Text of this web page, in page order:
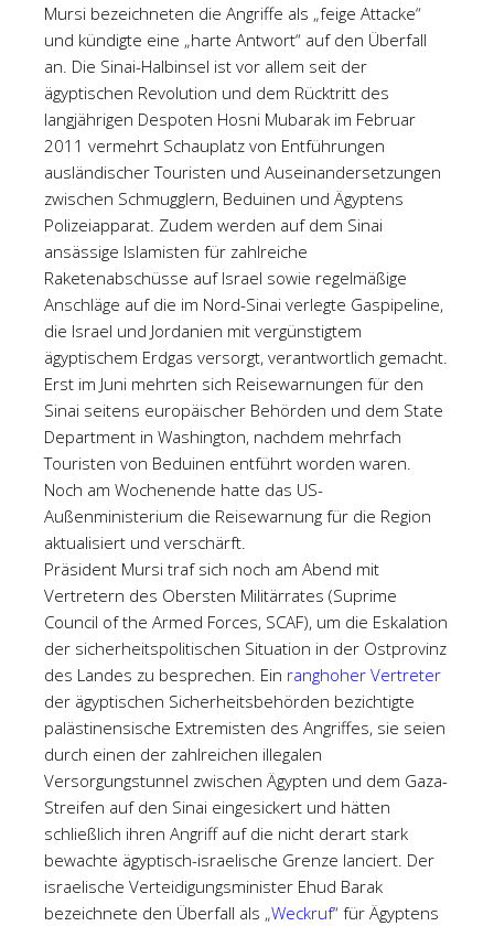
Mursi bezeichneten die Angriffe als „feige Attacke“
und kündigte eine „harte Antwort“ auf den Überfall
an. Die Sinai-Halbinsel ist vor allem seit der
ägyptischen Revolution und dem Rücktritt des
langjährigen Despoten Hosni Mubarak im Februar
2011 vermehrt Schauplatz von Entführungen
ausländischer Touristen und Auseinandersetzungen
zwischen Schmugglern, Beduinen und Ägyptens
Polizeiapparat. Zudem werden auf dem Sinai
ansässige Islamisten für zahlreiche
Raketenabschüsse auf Israel sowie regelmäßige
Anschläge auf die im Nord-Sinai verlegte Gaspipeline,
die Israel und Jordanien mit vergünstigtem
ägyptischem Erdgas versorgt, verantwortlich gemacht.
Erst im Juni mehrten sich Reisewarnungen für den
Sinai seitens europäischer Behörden und dem State
Department in Washington, nachdem mehrfach
Touristen von Beduinen entführt worden waren.
Noch am Wochenende hatte das US-
Außenministerium die Reisewarnung für die Region
aktualisiert und verschärft.
Präsident Mursi traf sich noch am Abend mit
Vertretern des Obersten Militärrates (Suprime
Council of the Armed Forces, SCAF), um die Eskalation
der sicherheitspolitischen Situation in der Ostprovinz
des Landes zu besprechen. Ein ranghoher Vertreter
der ägyptischen Sicherheitsbehörden bezichtigte
palästinensische Extremisten des Angriffes, sie seien
durch einen der zahlreichen illegalen
Versorgungstunnel zwischen Ägypten und dem Gaza-
Streifen auf den Sinai eingesickert und hätten
schließlich ihren Angriff auf die nicht derart stark
bewachte ägyptisch-israelische Grenze lanciert. Der
israelische Verteidigungsminister Ehud Barak
bezeichnete den Überfall als „Weckruf“ für Ägyptens